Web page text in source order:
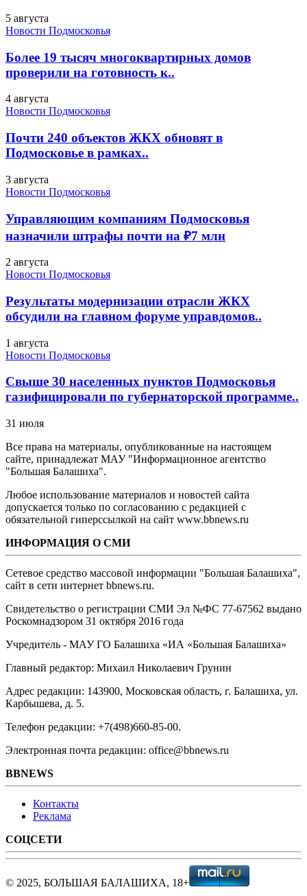
5 августа
Новости Подмосковья
Более 19 тысяч многоквартирных домов
проверили на готовность к..
4 августа
Новости Подмосковья
Почти 240 объектов ЖКХ обновят в
Подмосковье в рамках..
3 августа
Новости Подмосковья
Управляющим компаниям Подмосковья
назначили штрафы почти на ₽7 млн
2 августа
Новости Подмосковья
Результаты модернизации отрасли ЖКХ
обсудили на главном форуме управдомов..
1 августа
Новости Подмосковья
Свыше 30 населенных пунктов Подмосковья
газифицировали по губернаторской программе..
31 июля
Все права на материалы, опубликованные на настоящем
сайте, принадлежат МАУ "Информационное агентство
"Большая Балашиха".
Любое использование материалов и новостей сайта
допускается только по согласованию с редакцией с
обязательной гиперссылкой на сайт www.bbnews.ru
ИНФОРМАЦИЯ О СМИ
Сетевое средство массовой информации "Большая Балашиха",
сайт в сети интернет bbnews.ru.
Свидетельство о регистрации СМИ Эл №ФС ‎77-67562 выдано
Роскомнадзором 31 октября 2016 года
Учредитель - МАУ ГО Балашиха «ИА «Большая Балашиха»
Главный редактор: Михаил Николаевич Грунин
Адрес редакции: 143900, Московская область, г. Балашиха, ул.
Карбышева, д. 5.
Телефон редакции: +7(498)660-85-00.
Электронная почта редакции: office@bbnews.ru
BBNEWS
Контакты
Реклама
СОЦСЕТИ
© 2025, БОЛЬШАЯ БАЛАШИХА, 18+